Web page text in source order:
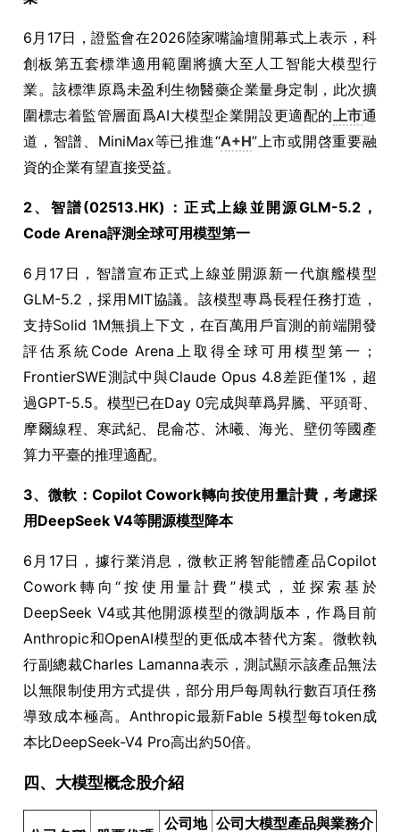
6月17日，證監會在2026陸家嘴論壇開幕式上表示，科
創板第五套標準適用範圍將擴大至人工智能大模型行
業。該標準原爲未盈利生物醫藥企業量身定制，此次擴
圍標志着監管層面爲AI大模型企業開設更適配的上市通
道，智譜、MiniMax等已推進“A+H”上市或開啓重要融
資的企業有望直接受益。
2、智譜(02513.HK)：正式上線並開源GLM-5.2，
Code Arena評測全球可用模型第一
6月17日，智譜宣布正式上線並開源新一代旗艦模型
GLM-5.2，採用MIT協議。該模型專爲長程任務打造，
支持Solid 1M無損上下文，在百萬用戶盲測的前端開發
評估系統Code Arena上取得全球可用模型第一；
FrontierSWE測試中與Claude Opus 4.8差距僅1%，超
過GPT-5.5。模型已在Day 0完成與華爲昇騰、平頭哥、
摩爾線程、寒武紀、昆侖芯、沐曦、海光、壁仞等國產
算力平臺的推理適配。
3、微軟：Copilot Cowork轉向按使用量計費，考慮採
用DeepSeek V4等開源模型降本
6月17日，據行業消息，微軟正將智能體產品Copilot
Cowork轉向“按使用量計費”模式，並探索基於
DeepSeek V4或其他開源模型的微調版本，作爲目前
Anthropic和OpenAI模型的更低成本替代方案。微軟執
行副總裁Charles Lamanna表示，測試顯示該產品無法
以無限制使用方式提供，部分用戶每周執行數百項任務
導致成本極高。Anthropic最新Fable 5模型每token成
本比DeepSeek-V4 Pro高出約50倍。
四、大模型概念股介紹
公司地 公司大模型產品與業務介